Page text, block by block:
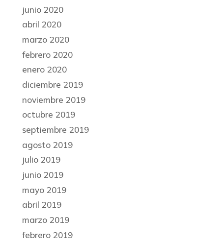
junio 2020
abril 2020
marzo 2020
febrero 2020
enero 2020
diciembre 2019
noviembre 2019
octubre 2019
septiembre 2019
agosto 2019
julio 2019
junio 2019
mayo 2019
abril 2019
marzo 2019
febrero 2019